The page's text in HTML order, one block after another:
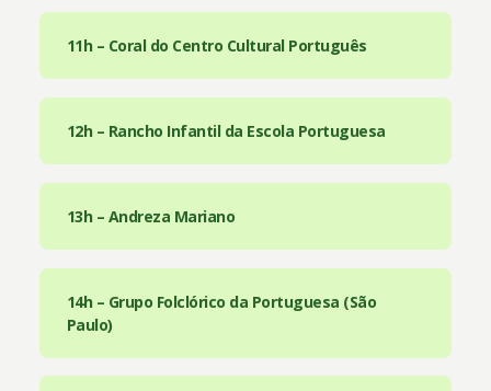
11h – Coral do Centro Cultural Português
12h – Rancho Infantil da Escola Portuguesa
13h – Andreza Mariano
14h – Grupo Folclórico da Portuguesa (São
Paulo)